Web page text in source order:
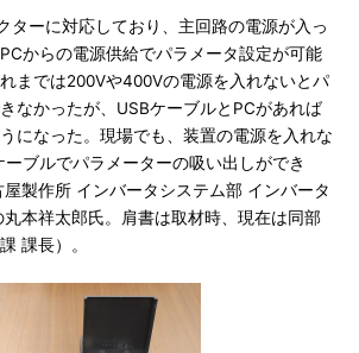
ーに対応しており、主回路の電源が入っ
からの電源供給でパラメータ設定が可能
までは200Vや400Vの電源を入れないとパ
なかったが、USBケーブルとPCがあれば
になった。現場でも、装置の電源を入れな
ーブルでパラメーターの吸い出しができ
製作所 インバータシステム部 インバータ
本祥太郎氏。肩書は取材時、現在は同部
課長）。